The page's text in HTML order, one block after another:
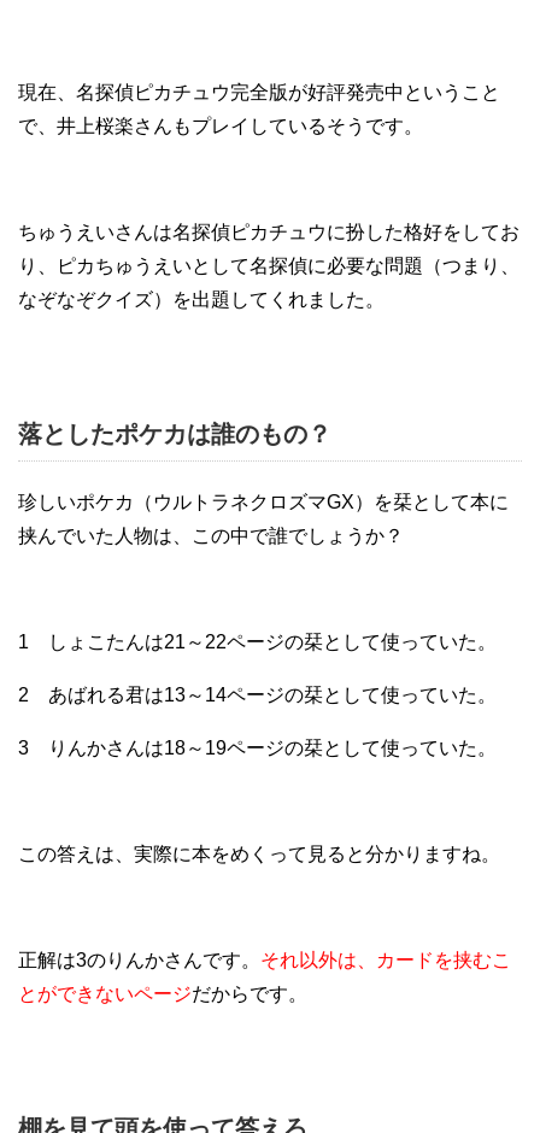
現在、名探偵ピカチュウ完全版が好評発売中ということ
で、井上桜楽さんもプレイしているそうです。
ちゅうえいさんは名探偵ピカチュウに扮した格好をしてお
り、ピカちゅうえいとして名探偵に必要な問題（つまり、
なぞなぞクイズ）を出題してくれました。
落としたポケカは誰のもの？
珍しいポケカ（ウルトラネクロズマGX）を栞として本に
挟んでいた人物は、この中で誰でしょうか？
1 しょこたんは21～22ページの栞として使っていた。
2 あばれる君は13～14ページの栞として使っていた。
3 りんかさんは18～19ページの栞として使っていた。
この答えは、実際に本をめくって見ると分かりますね。
正解は3のりんかさんです。 それ以外は、カードを挟むこ
とができないページだからです。